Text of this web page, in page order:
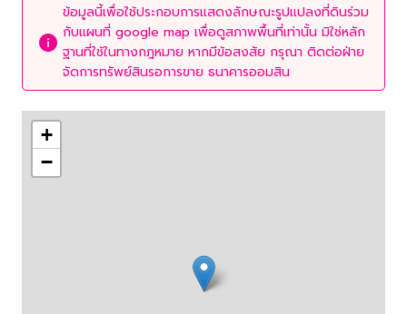
ข้อมูลนี้เพื่อใช้ประกอบการแสดงลักษณะรูปแปลงที่ดินร่วม
กับแผนที่ google map เพื่อดูสภาพพื้นที่เท่านั้น มิใช่หลัก
ฐานที่ใช้ในทางกฎหมาย หากมีข้อสงสัย กรุณา ติดต่อฝ่าย
จัดการทรัพย์สินรอการขาย ธนาคารออมสิน
+
−